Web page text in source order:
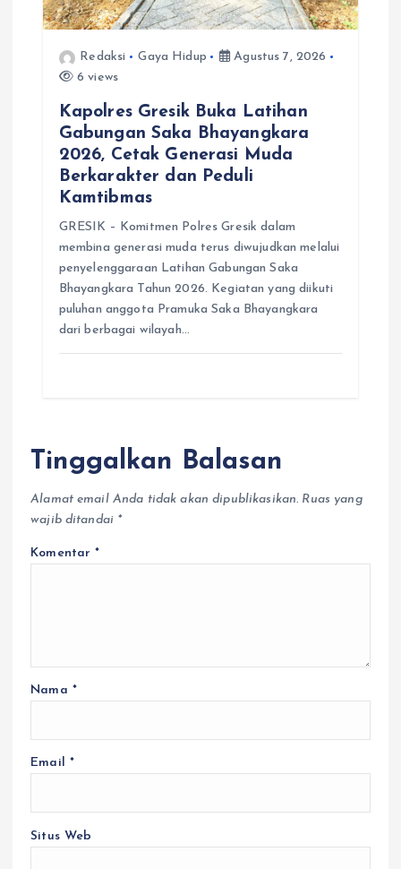
Redaksi Gaya Hidup
Agustus 7, 2026
6 views
Kapolres Gresik Buka Latihan
Gabungan Saka Bhayangkara
2026, Cetak Generasi Muda
Berkarakter dan Peduli
Kamtibmas
GRESIK – Komitmen Polres Gresik dalam
membina generasi muda terus diwujudkan melalui
penyelenggaraan Latihan Gabungan Saka
Bhayangkara Tahun 2026. Kegiatan yang diikuti
puluhan anggota Pramuka Saka Bhayangkara
dari berbagai wilayah…
Tinggalkan Balasan
Alamat email Anda tidak akan dipublikasikan. Ruas yang
wajib ditandai *
Komentar*
Nama *
Email *
Situs Web